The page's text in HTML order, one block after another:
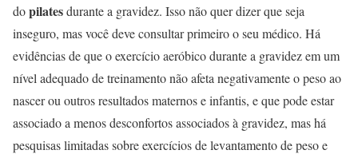
dopilatesdurante a gravidez. Isso não quer dizer que seja
inseguro, mas você deve consultar primeiro o seu médico. Há
evidências de que o exercício aeróbico durante a gravidez em um
nível adequado de treinamento não afeta negativamente o peso ao
nascer ou outros resultados maternos e infantis, e que pode estar
associado a menos desconfortos associados à gravidez, mas há
pesquisas limitadas sobre exercícios de levantamento de peso e